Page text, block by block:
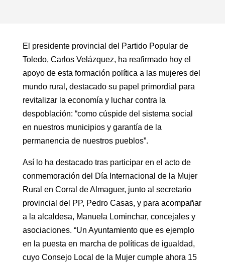
El presidente provincial del Partido Popular de
Toledo, Carlos Velázquez, ha reafirmado hoy el
apoyo de esta formación política a las mujeres del
mundo rural, destacado su papel primordial para
revitalizar la economía y luchar contra la
despoblación: “como cúspide del sistema social
en nuestros municipios y garantía de la
permanencia de nuestros pueblos”.
Así lo ha destacado tras participar en el acto de
conmemoración del Día Internacional de la Mujer
Rural en Corral de Almaguer, junto al secretario
provincial del PP, Pedro Casas, y para acompañar
a la alcaldesa, Manuela Lominchar, concejales y
asociaciones. “Un Ayuntamiento que es ejemplo
en la puesta en marcha de políticas de igualdad,
cuyo Consejo Local de la Mujer cumple ahora 15